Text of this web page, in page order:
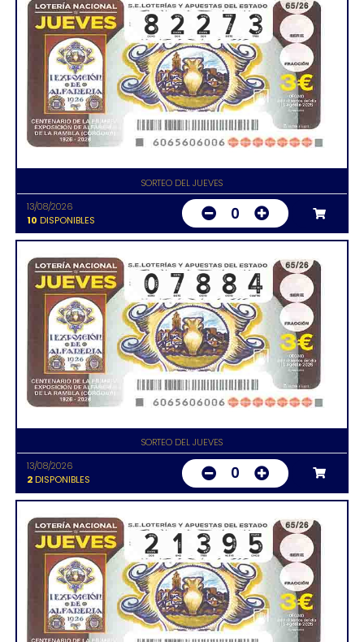
SORTEO DEL JUEVES
13/08/2026
10 DISPONIBLES 0
SORTEO DEL JUEVES
13/08/2026
2DISPONIBLES 0